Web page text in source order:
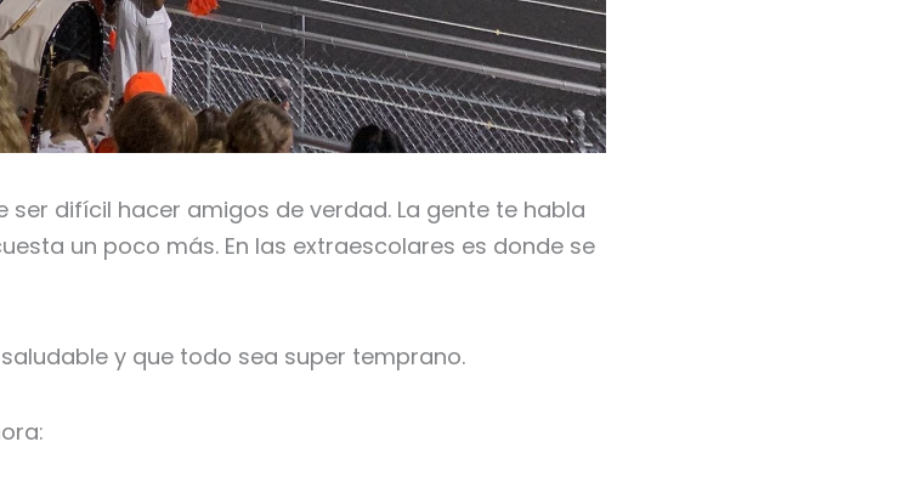
difícil hacer amigos de verdad. La gente te habla
un poco más. En las extraescolares es donde se
y que todo sea super temprano.